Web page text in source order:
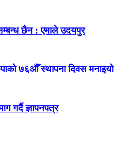
छैन : एमाले उदयपुर
७६औँ स्थापना दिवस मनाइयो
गर्दै ज्ञापनपत्र